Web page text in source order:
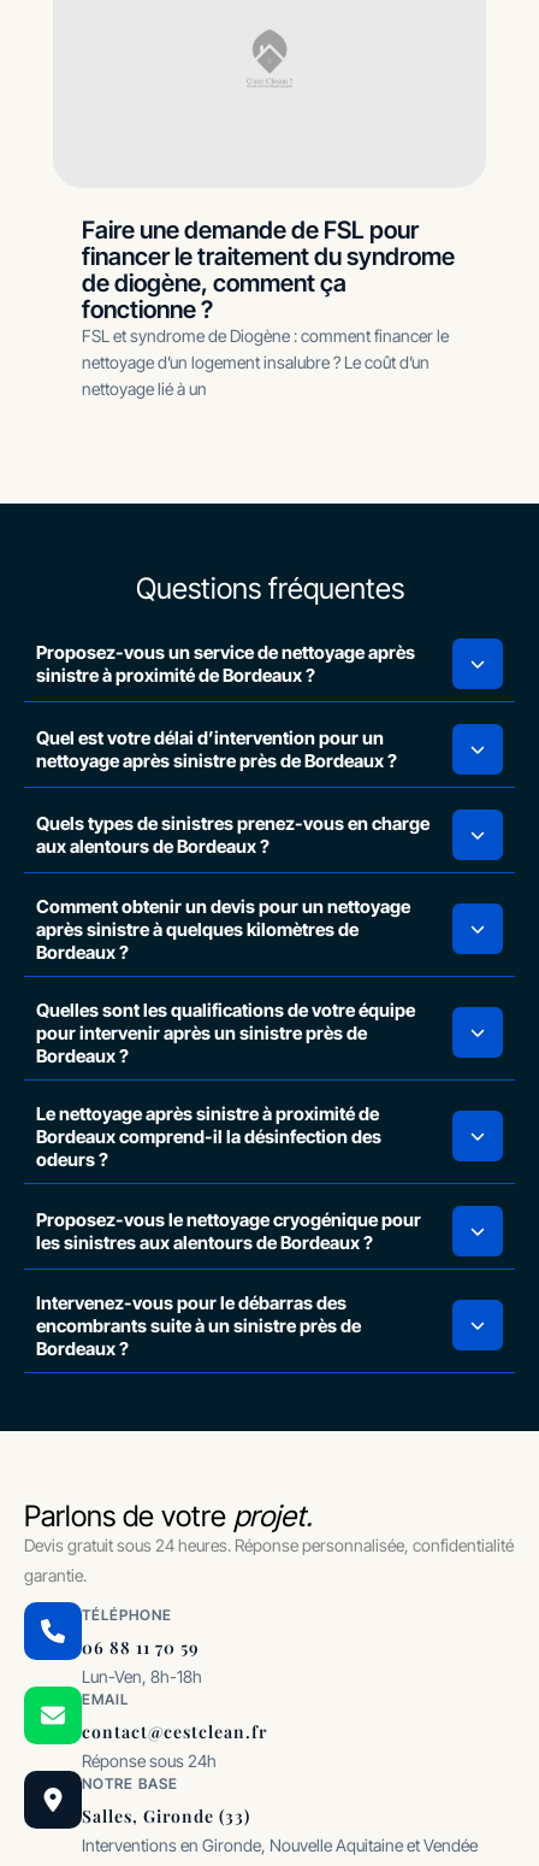
Faire une demande de FSL pour
financer le traitement du syndrome
de diogène, comment ça
fonctionne ?
FSL et syndrome de Diogène : comment financer le
nettoyage d’un logement insalubre ? Le coût d’un
nettoyage lié à un
Questions fréquentes
Proposez-vous un service de nettoyage après
sinistre à proximité de Bordeaux ?
Quel est votre délai d’intervention pour un
nettoyage après sinistre près de Bordeaux ?
Quels types de sinistres prenez-vous en charge
aux alentours de Bordeaux ?
Comment obtenir un devis pour un nettoyage
après sinistre à quelques kilomètres de
Bordeaux ?
Quelles sont les qualifications de votre équipe
pour intervenir après un sinistre près de
Bordeaux ?
Le nettoyage après sinistre à proximité de
Bordeaux comprend-il la désinfection des
odeurs ?
Proposez-vous le nettoyage cryogénique pour
les sinistres aux alentours de Bordeaux ?
Intervenez-vous pour le débarras des
encombrants suite à un sinistre près de
Bordeaux ?
Parlons de votre projet.
Devis gratuit sous 24 heures. Réponse personnalisée, confidentialité
garantie.
TÉLÉPHONE
06 88 11 70 59
Lun-Ven, 8h-18h
EMAIL
contact@cestclean.fr
Réponse sous 24h
NOTRE BASE
Salles, Gironde (33)
Interventions en Gironde, Nouvelle Aquitaine et Vendée